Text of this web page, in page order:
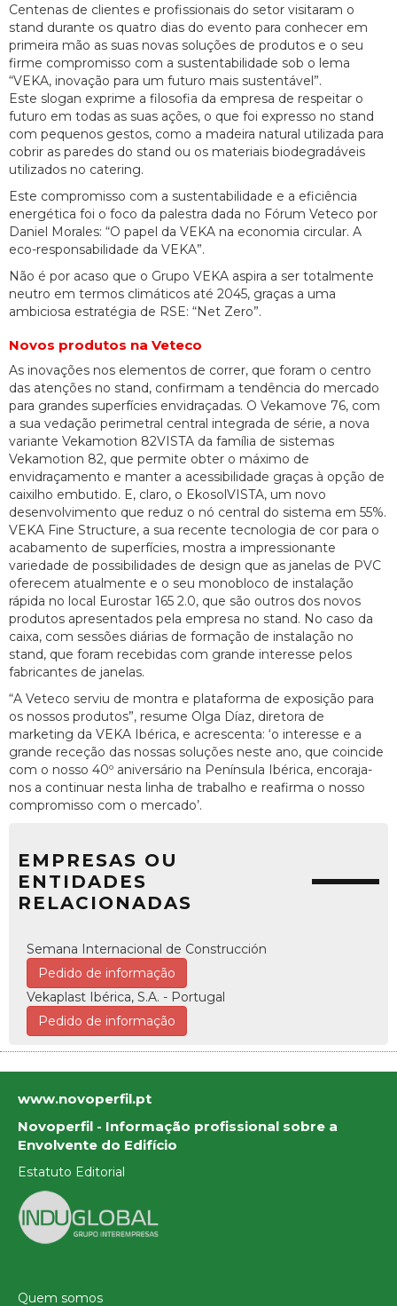
Centenas de clientes e profissionais do setor visitaram o
stand durante os quatro dias do evento para conhecer em
primeira mão as suas novas soluções de produtos e o seu
firme compromisso com a sustentabilidade sob o lema
“VEKA, inovação para um futuro mais sustentável”.
Este slogan exprime a filosofia da empresa de respeitar o
futuro em todas as suas ações, o que foi expresso no stand
com pequenos gestos, como a madeira natural utilizada para
cobrir as paredes do stand ou os materiais biodegradáveis
utilizados no catering.
Este compromisso com a sustentabilidade e a eficiência
energética foi o foco da palestra dada no Fórum Veteco por
Daniel Morales: “O papel da VEKA na economia circular. A
eco-responsabilidade da VEKA”.
Não é por acaso que o Grupo VEKA aspira a ser totalmente
neutro em termos climáticos até 2045, graças a uma
ambiciosa estratégia de RSE: “Net Zero”.
Novos produtos na Veteco
As inovações nos elementos de correr, que foram o centro
das atenções no stand, confirmam a tendência do mercado
para grandes superfícies envidraçadas. O Vekamove 76, com
a sua vedação perimetral central integrada de série, a nova
variante Vekamotion 82VISTA da família de sistemas
Vekamotion 82, que permite obter o máximo de
envidraçamento e manter a acessibilidade graças à opção de
caixilho embutido. E, claro, o EkosolVISTA, um novo
desenvolvimento que reduz o nó central do sistema em 55%.
VEKA Fine Structure, a sua recente tecnologia de cor para o
acabamento de superfícies, mostra a impressionante
variedade de possibilidades de design que as janelas de PVC
oferecem atualmente e o seu monobloco de instalação
rápida no local Eurostar 165 2.0, que são outros dos novos
produtos apresentados pela empresa no stand. No caso da
caixa, com sessões diárias de formação de instalação no
stand, que foram recebidas com grande interesse pelos
fabricantes de janelas.
“A Veteco serviu de montra e plataforma de exposição para
os nossos produtos”, resume Olga Díaz, diretora de
marketing da VEKA Ibérica, e acrescenta: ‘o interesse e a
grande receção das nossas soluções neste ano, que coincide
com o nosso 40º aniversário na Península Ibérica, encoraja-
nos a continuar nesta linha de trabalho e reafirma o nosso
compromisso com o mercado’.
EMPRESAS OU
ENTIDADES
RELACIONADAS
Semana Internacional de Construcción
Pedido de informação
Vekaplast Ibérica, S.A. - Portugal
Pedido de informação
www.novoperfil.pt
Novoperfil - Informação profissional sobre a
Envolvente do Edifício
Estatuto Editorial
Quem somos